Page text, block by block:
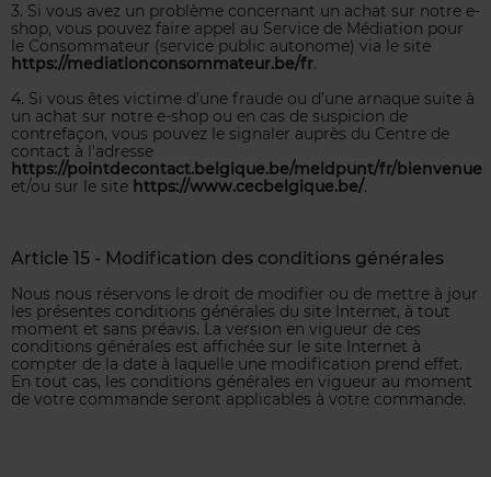
3. Si vous avez un problème concernant un achat sur notre e-
shop, vous pouvez faire appel au Service de Médiation pour
le Consommateur (service public autonome) via le site
https://mediationconsommateur.be/fr.
4. Si vous êtes victime d’une fraude ou d’une arnaque suite à
un achat sur notre e-shop ou en cas de suspicion de
contrefaçon, vous pouvez le signaler auprès du Centre de
contact à l’adresse
https://pointdecontact.belgique.be/meldpunt/fr/bienvenue
et/ou sur le site https://www.cecbelgique.be/.
Article 15 - Modification des conditions générales
Nous nous réservons le droit de modifier ou de mettre à jour
les présentes conditions générales du site Internet, à tout
moment et sans préavis. La version en vigueur de ces
conditions générales est affichée sur le site Internet à
compter de la date à laquelle une modification prend effet.
En tout cas, les conditions générales en vigueur au moment
de votre commande seront applicables à votre commande.